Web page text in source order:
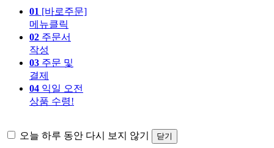
01 [바로주문]
메뉴클릭
02 주문서
작성
03 주문 및
결제
04 익일 오전
상품 수령!
오늘 하루 동안 다시 보지 않기 닫기